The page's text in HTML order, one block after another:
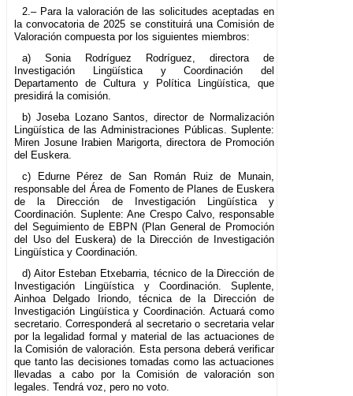
2.– Para la valoración de las solicitudes aceptadas en
la convocatoria de 2025 se constituirá una Comisión de
Valoración compuesta por los siguientes miembros:
a) Sonia Rodríguez Rodríguez, directora de
Investigación Lingüística y Coordinación del
Departamento de Cultura y Política Lingüística, que
presidirá la comisión.
b) Joseba Lozano Santos, director de Normalización
Lingüística de las Administraciones Públicas. Suplente:
Miren Josune Irabien Marigorta, directora de Promoción
del Euskera.
c) Edurne Pérez de San Román Ruiz de Munain,
responsable del Área de Fomento de Planes de Euskera
de la Dirección de Investigación Lingüística y
Coordinación. Suplente: Ane Crespo Calvo, responsable
del Seguimiento de EBPN (Plan General de Promoción
del Uso del Euskera) de la Dirección de Investigación
Lingüística y Coordinación.
d) Aitor Esteban Etxebarria, técnico de la Dirección de
Investigación Lingüística y Coordinación. Suplente,
Ainhoa Delgado Iriondo, técnica de la Dirección de
Investigación Lingüística y Coordinación. Actuará como
secretario. Corresponderá al secretario o secretaria velar
por la legalidad formal y material de las actuaciones de
la Comisión de valoración. Esta persona deberá verificar
que tanto las decisiones tomadas como las actuaciones
llevadas a cabo por la Comisión de valoración son
legales. Tendrá voz, pero no voto.